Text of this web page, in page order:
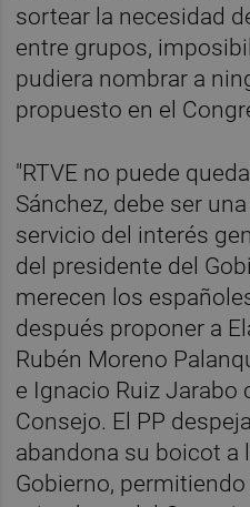
sortear la necesidad
entre grupos,
pudiera nombrar a
propuesto en el
"RTVE no puede
Sánchez, debe ser
servicio del interés
del presidente del
merecen los
después proponer a
Rubén Moreno
e Ignacio Ruiz Jarabo
Consejo. El PP
abandona su boicot a
Gobierno,